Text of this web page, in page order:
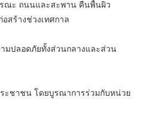
ถนนและสะพาน คืนพื้นผิว
สร้างช่วงเทศกาล
อดภัยทั้งส่วนกลางและส่วน
ชน โดยบูรณาการร่วมกับหน่วย